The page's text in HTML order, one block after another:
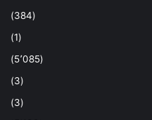
(384)
(1)
(5٬085)
(3)
(3)